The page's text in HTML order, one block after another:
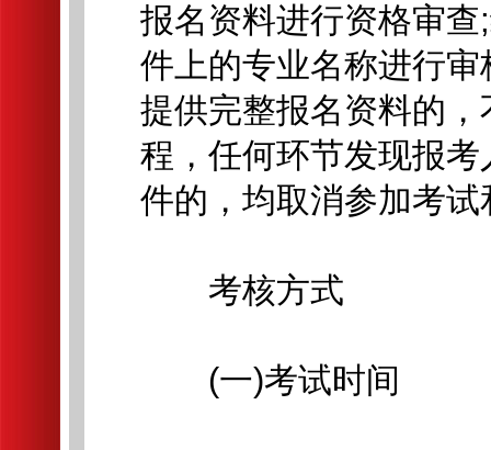
报名资料进行资格审
件上的专业名称进行
提供完整报名资料的
程，任何环节发现报
件的，均取消参加考
考核方式
(一)考试时间